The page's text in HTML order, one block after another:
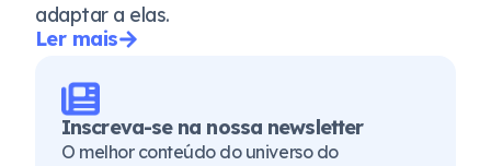
adaptar a elas.
Ler mais
Inscreva-se na nossa newsletter
O melhor conteúdo do universo do